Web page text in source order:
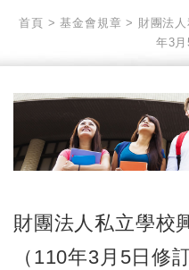
首頁 基金會規章
財團法
年3月
財團法人私立學校
（110年3月5日修訂